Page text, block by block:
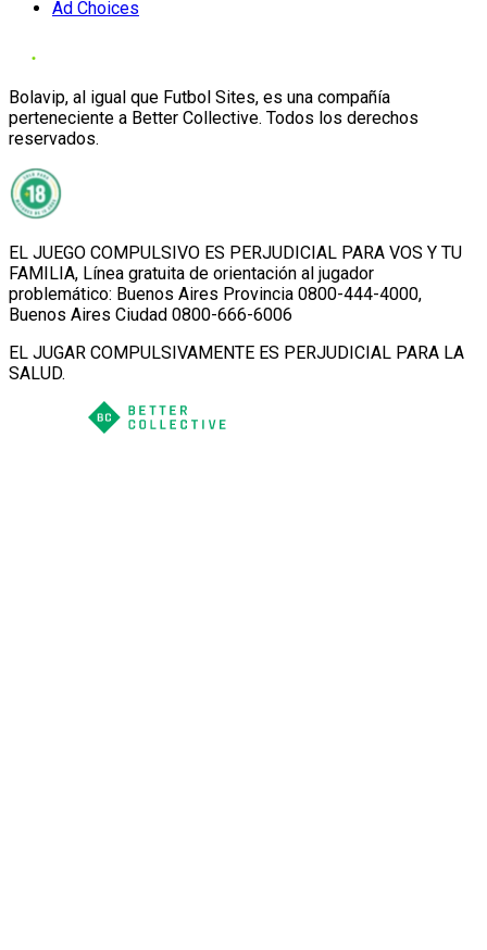
Ad Choices
Bolavip, al igual que Futbol Sites, es una compañía
perteneciente a Better Collective. Todos los derechos
reservados.
EL JUEGO COMPULSIVO ES PERJUDICIAL PARA VOS Y TU
FAMILIA, Línea gratuita de orientación al jugador
problemático: Buenos Aires Provincia 0800-444-4000,
Buenos Aires Ciudad 0800-666-6006
EL JUGAR COMPULSIVAMENTE ES PERJUDICIAL PARA LA
SALUD.